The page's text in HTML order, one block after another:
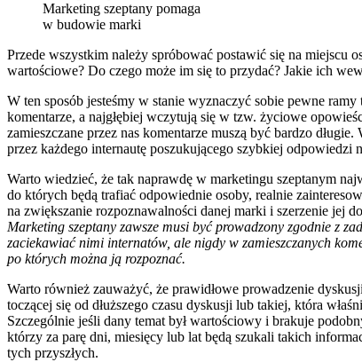
Marketing szeptany pomaga
w budowie marki
Przede wszystkim należy spróbować postawić się na miejscu
wartościowe? Do czego może im się to przydać? Jakie ich
W ten sposób jesteśmy w stanie wyznaczyć sobie pewne
komentarze, a najgłębiej wczytują się w tzw. życiowe
zamieszczane przez nas komentarze muszą być bardzo
przez każdego internautę poszukującego szybkiej odpowiedzi
Warto wiedzieć, że tak naprawdę w marketingu szeptanym
do których będą trafiać odpowiednie osoby, realnie
na zwiększanie rozpoznawalności danej marki i szerzenie jej
Marketing szeptany zawsze musi być prowadzony zgodnie z
zaciekawiać nimi internatów, ale nigdy w zamieszczanych
po których można ją rozpoznać.
Warto również zauważyć, że prawidłowe prowadzenie
toczącej się od dłuższego czasu dyskusji lub takiej, która
Szczególnie jeśli dany temat był wartościowy i brakuje
którzy za parę dni, miesięcy lub lat będą szukali takich
tych przyszłych.